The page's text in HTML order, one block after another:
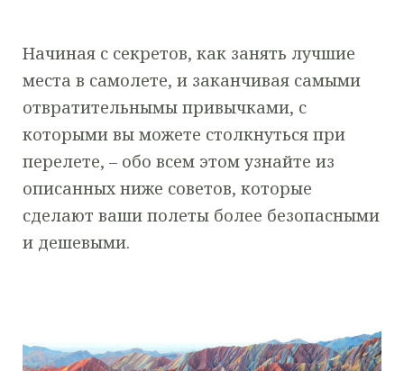
Начиная с секретов, как занять лучшие
места в самолете, и заканчивая самыми
отвратительнымы привычками, с
которыми вы можете столкнуться при
перелете, – обо всем этом узнайте из
описанных ниже советов, которые
сделают ваши полеты более безопасными
и дешевыми.